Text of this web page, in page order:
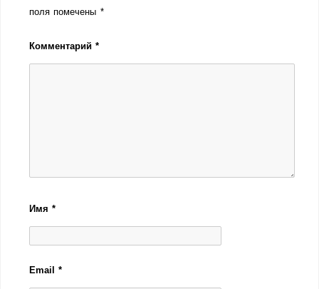
поля помечены *
Комментарий*
Имя*
Email*